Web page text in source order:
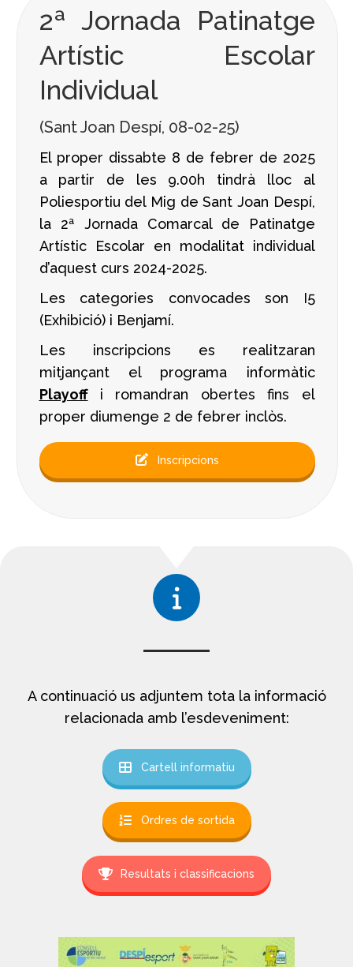
2ª Jornada Patinatge
Artístic Escolar
Individual
(Sant Joan Despí, 08-02-25)
El proper dissabte 8 de febrer de 2025
a partir de les 9.00h tindrà lloc al
Poliesportiu del Mig de Sant Joan Despí,
la 2ª Jornada Comarcal de Patinatge
Artístic Escolar en modalitat individual
d’aquest curs 2024-2025.
Les categories convocades son I5
(Exhibició) i Benjamí.
Les inscripcions es realitzaran
mitjançant el programa informàtic
Playoffi romandran obertes fins el
proper diumenge 2 de febrer inclòs.
Inscripcions
A continuació us adjuntem tota la informació
relacionada amb l’esdeveniment:
Cartell informatiu
Ordres de sortida
Resultats i classificacions